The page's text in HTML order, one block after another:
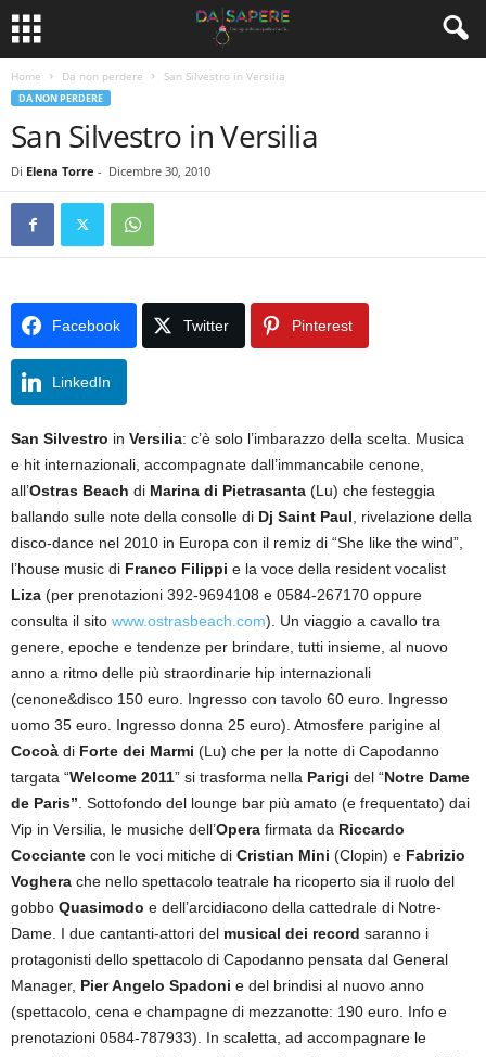
Home Da non perdere San Silvestro in Versilia
DA NON PERDERE
San Silvestro in Versilia
Di Elena Torre - Dicembre 30, 2010
Facebook Twitter Pinterest
LinkedIn
San Silvestro in Versilia: c’è solo l’imbarazzo della scelta. Musica
e hit internazionali, accompagnate dall’immancabile cenone,
all’Ostras Beach di Marina di Pietrasanta (Lu) che festeggia
ballando sulle note della consolle di Dj Saint Paul , rivelazione della
disco-dance nel 2010 in Europa con il remiz di “She like the wind”,
l’house music di Franco Filippi e la voce della resident vocalist
Liza (per prenotazioni 392-9694108 e 0584-267170 oppure
consulta il sito www.ostrasbeach.com). Un viaggio a cavallo tra
genere, epoche e tendenze per brindare, tutti insieme, al nuovo
anno a ritmo delle più straordinarie hip internazionali
(cenone&disco 150 euro. Ingresso con tavolo 60 euro. Ingresso
uomo 35 euro. Ingresso donna 25 euro). Atmosfere parigine al
Cocoà di Forte dei Marmi (Lu) che per la notte di Capodanno
targata “Welcome 2011” si trasforma nella Parigi del “Notre Dame
de Paris” . Sottofondo del lounge bar più amato (e frequentato) dai
Vip in Versilia, le musiche dell’Opera firmata da Riccardo
Cocciante con le voci mitiche di Cristian Mini (Clopin) e Fabrizio
Voghera che nello spettacolo teatrale ha ricoperto sia il ruolo del
gobbo Quasimodo e dell’arcidiacono della cattedrale di Notre-
Dame. I due cantanti-attori del musical dei record saranno i
protagonisti dello spettacolo di Capodanno pensata dal General
Manager, Pier Angelo Spadoni e del brindisi al nuovo anno
(spettacolo, cena e champagne di mezzanotte: 190 euro. Info e
prenotazioni 0584-787933). In scaletta, ad accompagnare le